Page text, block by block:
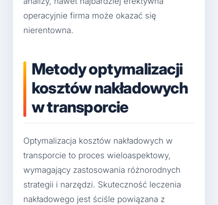
operacyjnie firma może okazać się
nierentowna.
Metody optymalizacji
kosztów nakładowych
w transporcie
Optymalizacja kosztów nakładowych w
transporcie to proces wieloaspektowy,
wymagający zastosowania różnorodnych
strategii i narzędzi. Skuteczność leczenia
nakładowego jest ściśle powiązana z